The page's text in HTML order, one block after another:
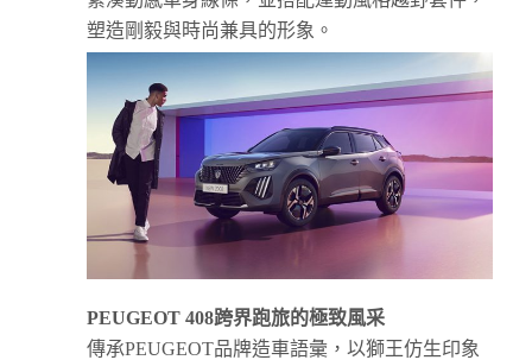
塑造剛毅與時尚兼具的形象。
PEUGEOT 408跨界跑旅的極致風采
傳承PEUGEOT品牌造車語彙，以獅王仿生印象